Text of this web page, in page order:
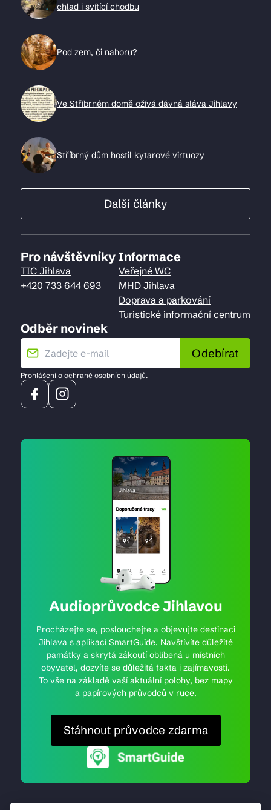
chlad i svítící chodbu
Pod zem, či nahoru?
Ve Stříbrném domě ožívá dávná sláva Jihlavy
Stříbrný dům hostil kytarové virtuozy
Další články
Pro návštěvníky
TIC Jihlava
+420 733 644 693
Informace
Veřejné WC
MHD Jihlava
Doprava a parkování
Turistické informační centrum
Odběr novinek
Odebírat
Prohlášení o ochraně osobních údajů.
Audioprůvodce Jihlavou
Procházejte se, poslouchejte a objevujte destinaci
Jihlava s aplikací SmartGuide. Navštívíte důležité
památky a skrytá zákoutí oblíbená u místních
obyvatel, dozvíte se důležitá fakta i zajímavosti.
To vše na základě vaší aktuální polohy, bez mapy
a papírových průvodců v ruce.
Stáhnout průvodce zdarma